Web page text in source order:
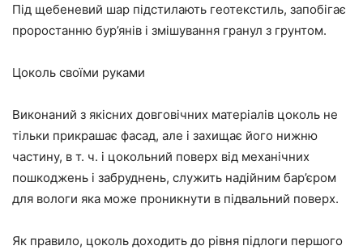
Під щебеневий шар підстилають геотекстиль, запобігає
проростанню бур’янів і змішування гранул з грунтом.
Цоколь своїми руками
Виконаний з якісних довговічних матеріалів цоколь не
тільки прикрашає фасад, але і захищає його нижню
частину, в т. ч. і цокольний поверх від механічних
пошкоджень і забруднень, служить надійним бар’єром
для вологи яка може проникнути в підвальний поверх.
Як правило, цоколь доходить до рівня підлоги першого